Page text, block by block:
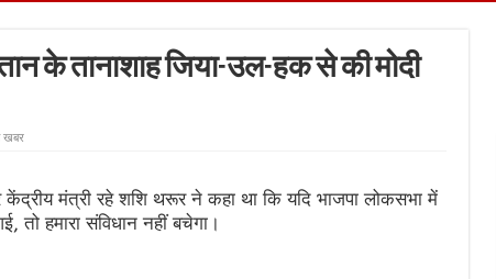
के तानाशाह जिया-उल-हक से की मोदी
खबर
मंत्री रहे शशि थरूर ने कहा था कि यदि भाजपा लोकसभा में
तो हमारा संविधान नहीं बचेगा।